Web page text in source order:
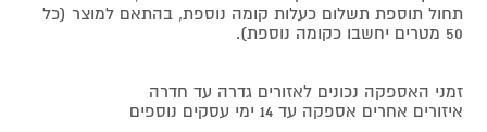
תחול תוספת תשלום כעלות קומה נוספת, בהתאם למוצר (כל
50 מטרים יחשבו כקומה נוספת).
זמני האספקה נכונים לאזורים גדרה עד חדרה
איזורים אחרים אספקה עד 14 ימי עסקים נוספים